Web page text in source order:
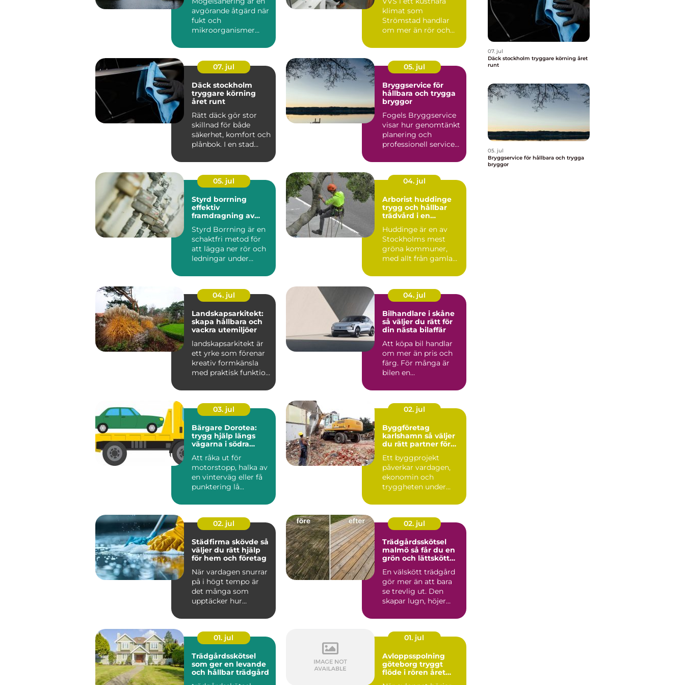
avgörande åtgärd när
fukt och
mikroorganismer
klimat som
Strömstad handlar
om mer än rör och
07. jul
Däck stockholm
tryggare körning
året runt
Rätt däck gör stor
skillnad för både
säkerhet, komfort och
plånbok. I en stad
tvä...
05. jul
Bryggservice för
hållbara och trygga
bryggor
Fogels Bryggservice
visar hur genomtänkt
planering och
professionell service
05. jul
Styrd borrning
effektiv
framdragning av
schakt
Styrd Borrning är en
schaktfri metod för
att lägga ner rör och
ledningar under
grä...
04. jul
Arborist huddinge
trygg och hållbar
trädvård i en
Huddinge är en av
Stockholms mest
gröna kommuner,
med allt från gamla
naturtomter till...
04. jul
Landskapsarkitekt:
skapa hållbara och
vackra utemiljöer
landskapsarkitekt är
ett yrke som förenar
kreativ formkänsla
med praktisk funktion
04. jul
Bilhandlare i skåne
så väljer du rätt för
din nästa bilaffär
Att köpa bil handlar
om mer än pris och
färg. För många är
bilen en
ska fungera v...
03. jul
Bärgare Dorotea:
trygg hjälp längs
vägarna i södra
Att råka ut för
motorstopp, halka av
en vinterväg eller få
punktering lå...
02. jul
Byggföretag
karlshamn så väljer
du rätt partner för
Ett byggprojekt
påverkar vardagen,
ekonomin och
tryggheten under
Därför spelar vale...
02. jul
Städfirma skövde så
väljer du rätt hjälp
för hem och företag
När vardagen snurrar
på i högt tempo är
det många som
upptäcker hur
hjälp a...
02. jul
Trädgårdsskötsel
malmö så får du en
grön och lättskött
En välskött trädgård
gör mer än att bara
se trevlig ut. Den
skapar lugn, höjer
oc...
01. jul
Trädgårdsskötsel
som ger en levande
och hållbar trädgård
01. jul
Avloppsspolning
göteborg tryggt
flöde i rören året
07. jul
Däck stockholm tryggare körning året
runt
05. jul
Bryggservice för hållbara och trygga
bryggor